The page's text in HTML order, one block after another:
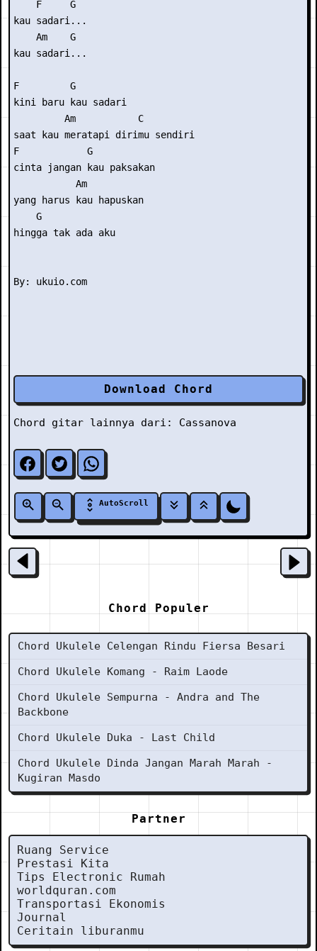
    F     G
kau sadari...
    Am    G
kau sadari...
F         G
kini baru kau sadari
         Am           C
saat kau meratapi dirimu sendiri
F            G
cinta jangan kau paksakan
           Am
yang harus kau hapuskan
    G
hingga tak ada aku
Download Chord
Chord gitar lainnya dari: Cassanova
AutoScroll
Chord Populer
Chord Ukulele Celengan Rindu Fiersa Besari
Chord Ukulele Komang - Raim Laode
Chord Ukulele Sempurna - Andra and The
Backbone
Chord Ukulele Duka - Last Child
Chord Ukulele Dinda Jangan Marah Marah -
Kugiran Masdo
Partner
Ruang Service
Prestasi Kita
Tips Electronic Rumah
worldquran.com
Transportasi Ekonomis
Journal
Ceritain liburanmu